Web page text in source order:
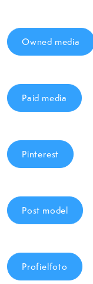
Owned media
Paid media
Pinterest
Post model
Profielfoto